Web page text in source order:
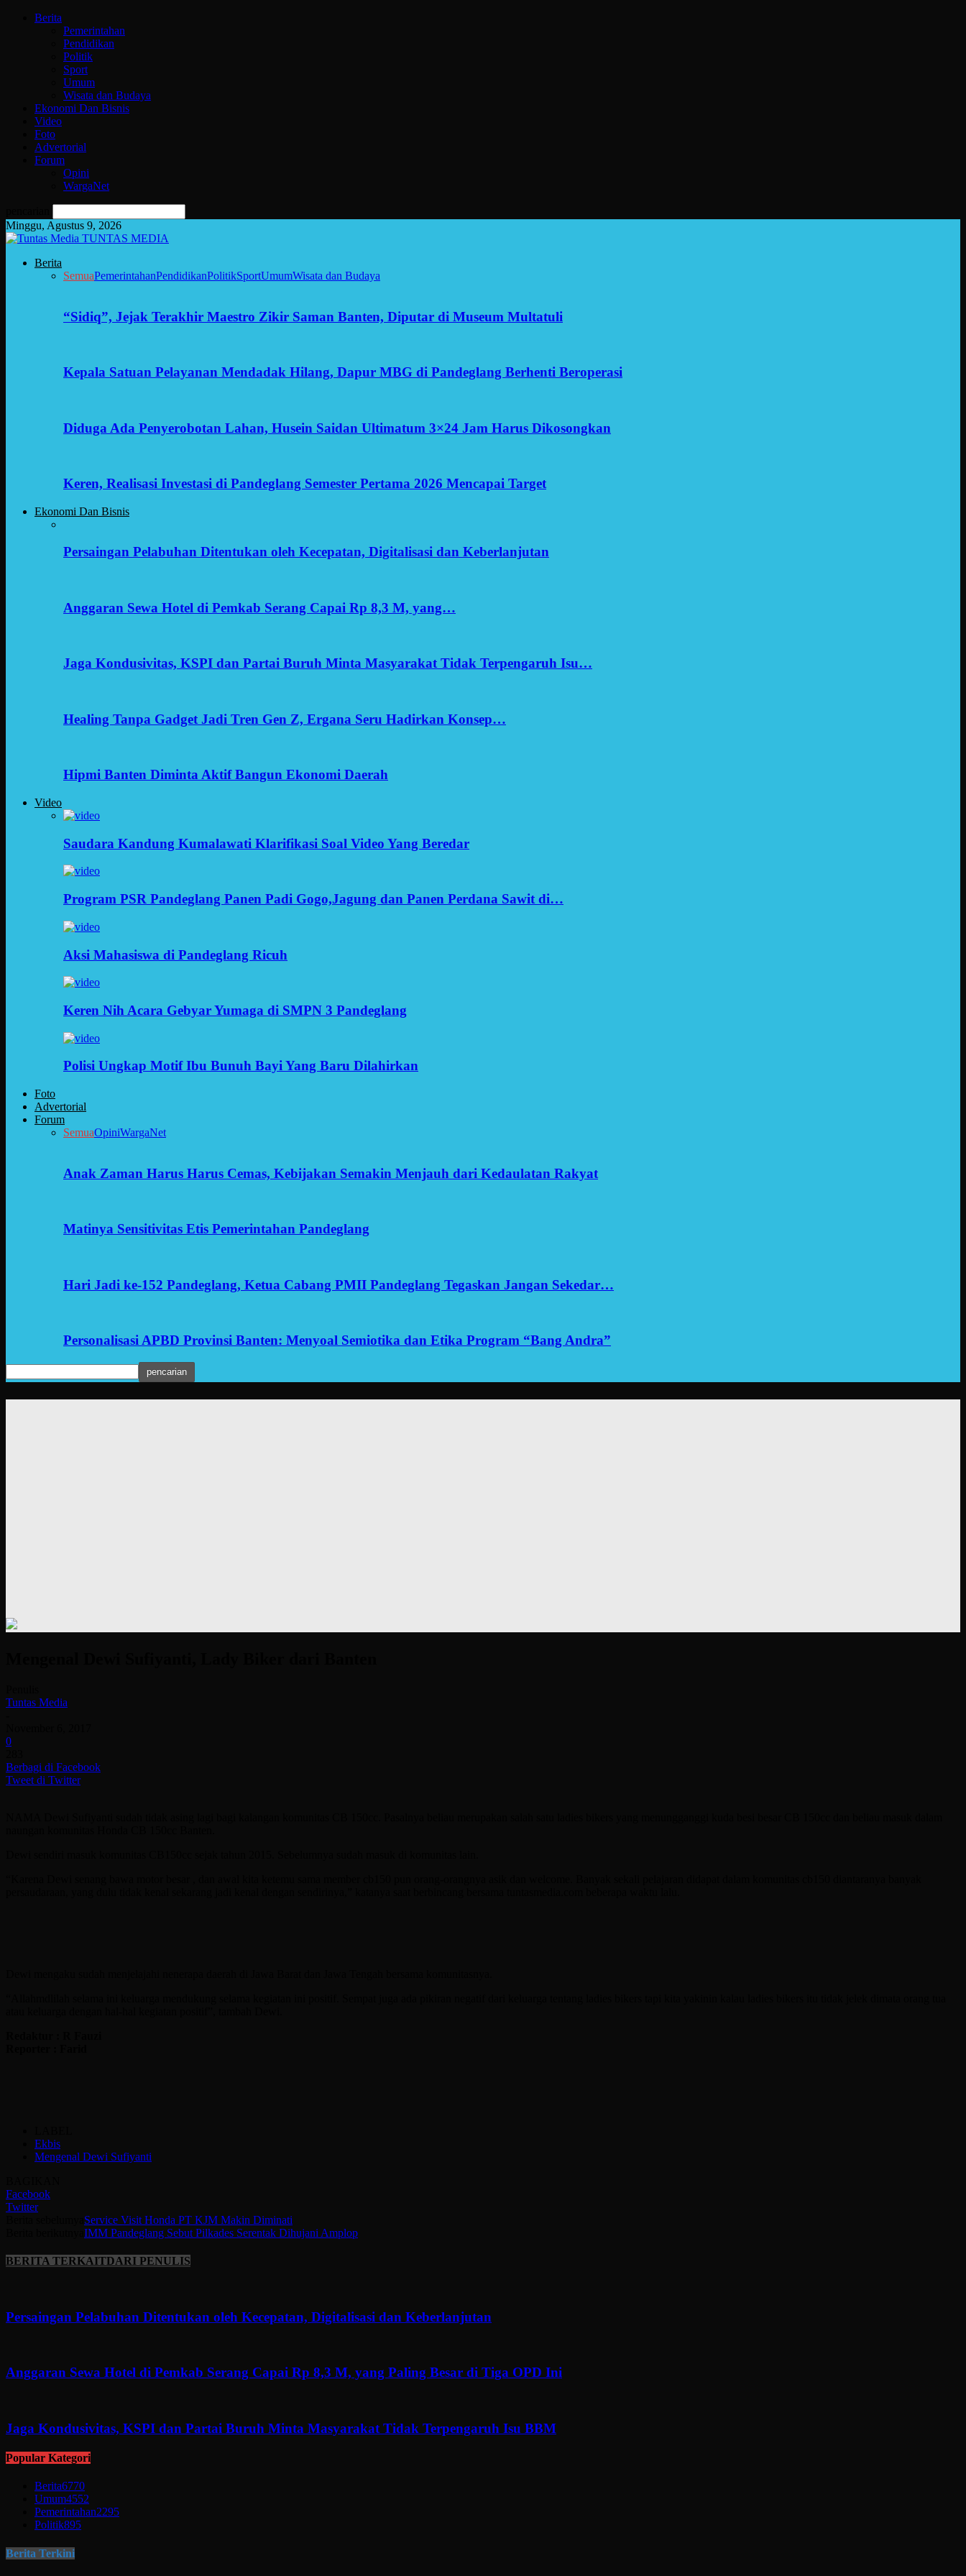
Berita
Pemerintahan
Pendidikan
Politik
Sport
Umum
Wisata dan Budaya
Ekonomi Dan Bisnis
Video
Foto
Advertorial
Forum
Opini
WargaNet
Minggu, Agustus 9, 2026
TUNTAS MEDIA
Berita
SemuaPemerintahanPendidikanPolitikSportUmumWisata dan Budaya
“Sidiq”, Jejak Terakhir Maestro Zikir Saman Banten, Diputar di Museum Multatuli
Kepala Satuan Pelayanan Mendadak Hilang, Dapur MBG di Pandeglang Berhenti Beroperasi
Diduga Ada Penyerobotan Lahan, Husein Saidan Ultimatum 3×24 Jam Harus Dikosongkan
Keren, Realisasi Investasi di Pandeglang Semester Pertama 2026 Mencapai Target
Ekonomi Dan Bisnis
Persaingan Pelabuhan Ditentukan oleh Kecepatan, Digitalisasi dan Keberlanjutan
Anggaran Sewa Hotel di Pemkab Serang Capai Rp 8,3 M, yang…
Jaga Kondusivitas, KSPI dan Partai Buruh Minta Masyarakat Tidak Terpengaruh Isu…
Healing Tanpa Gadget Jadi Tren Gen Z, Ergana Seru Hadirkan Konsep…
Hipmi Banten Diminta Aktif Bangun Ekonomi Daerah
Video
Saudara Kandung Kumalawati Klarifikasi Soal Video Yang Beredar
Program PSR Pandeglang Panen Padi Gogo,Jagung dan Panen Perdana Sawit di…
Aksi Mahasiswa di Pandeglang Ricuh
Keren Nih Acara Gebyar Yumaga di SMPN 3 Pandeglang
Polisi Ungkap Motif Ibu Bunuh Bayi Yang Baru Dilahirkan
Foto
Advertorial
Forum
SemuaOpiniWargaNet
Anak Zaman Harus Harus Cemas, Kebijakan Semakin Menjauh dari Kedaulatan Rakyat
Matinya Sensitivitas Etis Pemerintahan Pandeglang
Hari Jadi ke-152 Pandeglang, Ketua Cabang PMII Pandeglang Tegaskan Jangan Sekedar…
Personalisasi APBD Provinsi Banten: Menyoal Semiotika dan Etika Program “Bang Andra”
Tuntas Media
0
Berbagi di Facebook
Tweet di Twitter
Ekbis
Mengenal Dewi Sufiyanti
Facebook
Twitter
Service Visit Honda PT KJM Makin Diminati
IMM Pandeglang Sebut Pilkades Serentak Dihujani Amplop
BERITA TERKAITDARI PENULIS
Persaingan Pelabuhan Ditentukan oleh Kecepatan, Digitalisasi dan Keberlanjutan
Anggaran Sewa Hotel di Pemkab Serang Capai Rp 8,3 M, yang Paling Besar di Tiga OPD Ini
Jaga Kondusivitas, KSPI dan Partai Buruh Minta Masyarakat Tidak Terpengaruh Isu BBM
Popular Kategori
Berita6770
Umum4552
Pemerintahan2295
Politik895
Berita Terkini